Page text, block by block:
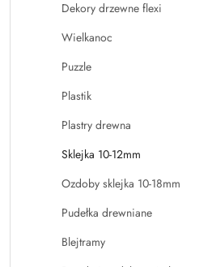
Dekory drzewne flexi
Wielkanoc
Puzzle
Plastik
Plastry drewna
Sklejka 10-12mm
Ozdoby sklejka 10-18mm
Pudełka drewniane
Blejtramy